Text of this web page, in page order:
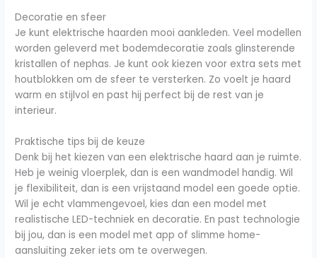
Decoratie en sfeer
Je kunt elektrische haarden mooi aankleden. Veel modellen
worden geleverd met bodemdecoratie zoals glinsterende
kristallen of nephas. Je kunt ook kiezen voor extra sets met
houtblokken om de sfeer te versterken. Zo voelt je haard
warm en stijlvol en past hij perfect bij de rest van je
interieur.
Praktische tips bij de keuze
Denk bij het kiezen van een elektrische haard aan je ruimte.
Heb je weinig vloerplek, dan is een wandmodel handig. Wil
je flexibiliteit, dan is een vrijstaand model een goede optie.
Wil je echt vlammengevoel, kies dan een model met
realistische LED-techniek en decoratie. En past technologie
bij jou, dan is een model met app of slimme home-
aansluiting zeker iets om te overwegen.